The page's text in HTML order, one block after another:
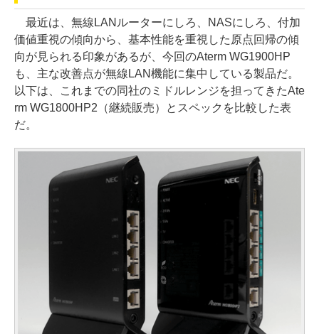
最近は、無線LANルーターにしろ、NASにしろ、付加
価値重視の傾向から、基本性能を重視した原点回帰の傾
向が見られる印象があるが、今回のAterm WG1900HP
も、主な改善点が無線LAN機能に集中している製品だ。
以下は、これまでの同社のミドルレンジを担ってきたAte
rm WG1800HP2（継続販売）とスペックを比較した表
だ。